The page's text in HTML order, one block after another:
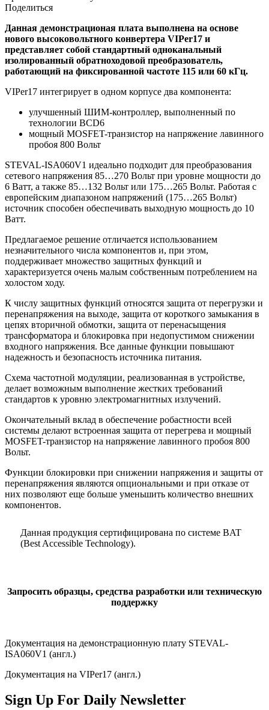
Поделиться
Данная демонстрационая плата выполнена на основе
нового высоковольтного конвертера VIPer17 и
представляет собой стандартный одноканальный
изолированный обратноходовой преобразователь,
работающий на фиксированной частоте 115 или 60 кГц.
VIPer17 интегрирует в одном корпусе два компонента:
улучшенный ШИМ-контроллер, выполненный по
технологии BCD6
мощный MOSFET-транзистор на напряжение лавинного
пробоя 800 Вольт
STEVAL-ISA060V1 идеально подходит для преобразования
сетевого напряжения 85…270 Вольт при уровне мощности до
6 Ватт, а также 85…132 Вольт или 175…265 Вольт. Работая с
европейским диапазоном напряжений (175…265 Вольт)
источник способен обеспечивать выходную мощность до 10
Ватт.
Предлагаемое решение отличается использованием
незначительного числа компонентов и, при этом,
поддерживает множество защитных функций и
характеризуется очень малым собственным потреблением на
холостом ходу.
К числу защитных функций относятся защита от перегрузки и
перенапряжения на выходе, защита от короткого замыкания в
цепях вторичной обмотки, защита от перенасыщения
трансформатора и блокировка при недопустимом снижении
входного напряжения. Все данные функции повышают
надежность и безопасность источника питания.
Схема частотной модуляции, реализованная в устройстве,
делает возможным выполнение жестких требований
стандартов к уровню электромагнитных излучений.
Окончательный вклад в обеспечение робастности всей
системы делают встроенная защита от перегрева и мощный
MOSFET-транзистор на напряжение лавинного пробоя 800
Вольт.
Функции блокировки при снижении напряжения и защиты от
перенапряжения являются опциональными и при отказе от
них позволяют еще больше уменьшить количество внешних
компонентов.
Данная продукция сертифицирована по системе BAT
(Best Accessible Technology).
Запросить образцы, средства разработки или техническую
поддержку
Документация на демонстрационную плату STEVAL-
ISA060V1 (англ.)
Документация на VIPer17 (англ.)
Sign Up For Daily Newsletter